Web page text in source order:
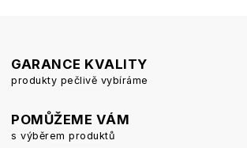
GARANCE KVALITY
produkty pečlivě vybíráme
POMŮŽEME VÁM
s výběrem produktů